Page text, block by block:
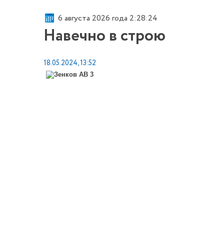
6 августа 2026 года 2:28:24
Навечно в строю
18.05.2024, 13:52